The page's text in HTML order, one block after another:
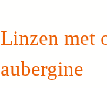
Linzen met
aubergine